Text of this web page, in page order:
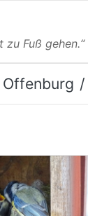
Fuß gehen.“
Offenburg